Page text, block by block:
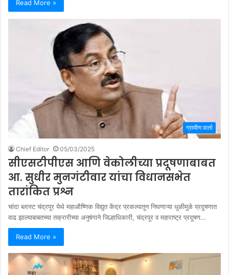
Read More »
ग्रामीण वार्ता
Chief Editor 05/03/2025
सीएसटीपीएस आणि वेकोलीच्या प्रदूषणाबाबत
आ. सुधीर मुनगंटीवार यांचा विधानसभेत
तारांकित प्रश्न
चांदा ब्लास्ट चंद्रपूर येथे महाऔष्णिक विद्युत केंद्र प्रकल्पातून निघणाऱ्या धुळीमुळे प्रदुषणात
वाढ झाल्याबाबतच्या तक्रारीच्या अनुषंगाने जिल्हाधिकारी, चंद्रपूर व महाराष्ट्र प्रदूषण…
Read More »